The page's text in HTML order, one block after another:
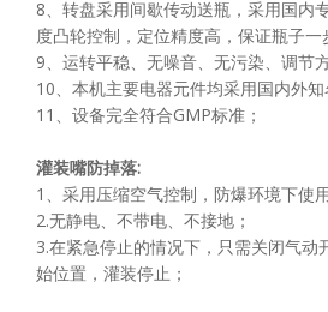
8、转盘采用间歇传动送瓶，采用国内
度凸​​轮控制，定位精度高，保证瓶子一
9、运转平稳、无噪音、无污染、调节
10、本机主要电器元件均采用国内外知
11、设备完全符合GMP标准；
灌装嘴防掉落:
1、采用压缩空气控制，防爆环境下使
2.无静电、不带电、不接地；
3.在紧急停止的情况下，只需关闭气动
始位置，灌装停止；